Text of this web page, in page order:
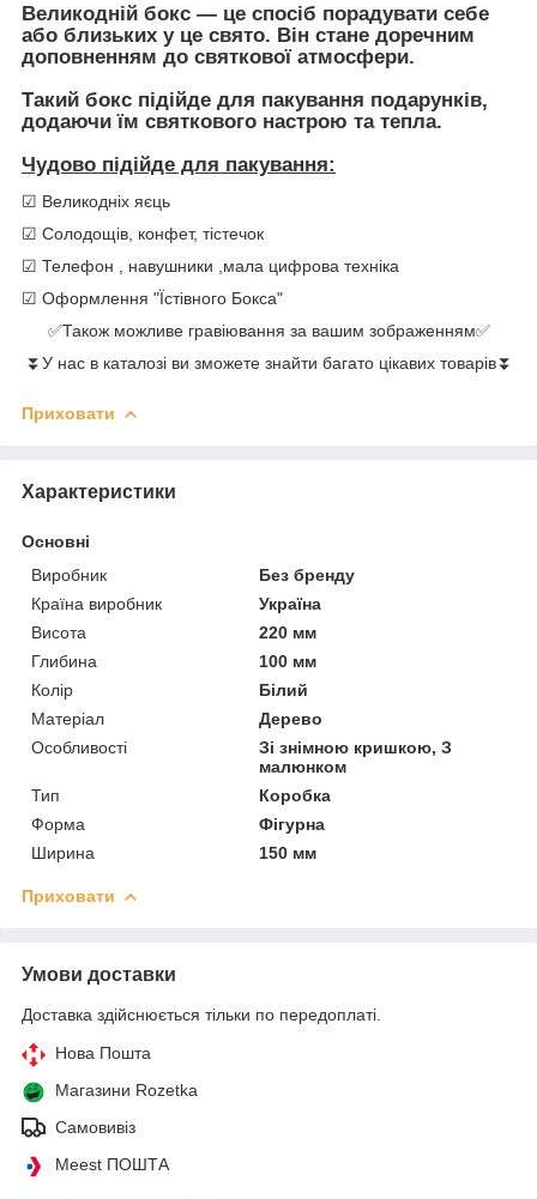
Великодній бокс — це спосіб порадувати себе
або близьких у це свято. Він стане доречним
доповненням до святкової атмосфери.
Такий бокс підійде для пакування подарунків,
додаючи їм святкового настрою та тепла.
Чудово підійде для пакування:
☑ Великодніх яєць
☑ Солодощів, конфет, тістечок
☑ Телефон , навушники ,мала цифрова техніка
☑ Оформлення "Їстівного Бокса"
✅Також можливе гравіювання за вашим зображенням✅
⏬У нас в каталозі ви зможете знайти багато цікавих товарів⏬
Приховати
Характеристики
Основні
Виробник
Без бренду
Країна виробник
Україна
Висота
220 мм
Глибина
100 мм
Колір
Білий
Матеріал
Дерево
Особливості
Зі знімною кришкою, З
малюнком
Тип
Коробка
Форма
Фігурна
Ширина
150 мм
Приховати
Умови доставки
Доставка здійснюється тільки по передоплаті.
Нова Пошта
Магазини Rozetka
Самовивіз
Meest ПОШТА